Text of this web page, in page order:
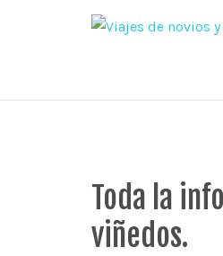
Toda la
viñedos.